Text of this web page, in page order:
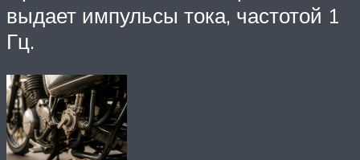
выдает импульсы тока, частотой 1
Гц.